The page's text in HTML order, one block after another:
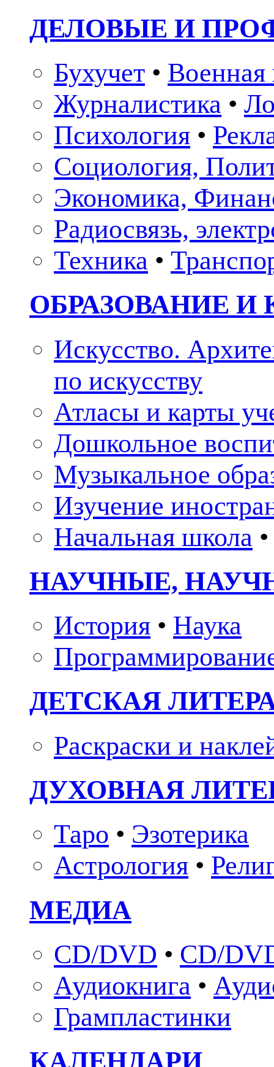
ДЕЛОВЫЕ И
Бухучет • Военная
Журналистика •
Психология •
Социология,
Экономика,
Радиосвязь,
Техника •
ОБРАЗОВАНИЕ И
Искусство.
по искусству
Атласы и карты
Дошкольное
Музыкальное
Изучение
Начальная школа •
НАУЧНЫЕ,
История • Наука
ДЕТСКАЯ
Раскраски и
ДУХОВНАЯ
Таро • Эзотерика
Астрология •
МЕДИА
CD/DVD • CD/
Аудиокнига •
Грампластинки